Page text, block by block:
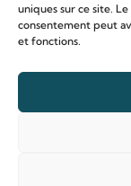
uniques sur ce site.
consentement peut
et fonctions.
Anniversaire de
Déposer une